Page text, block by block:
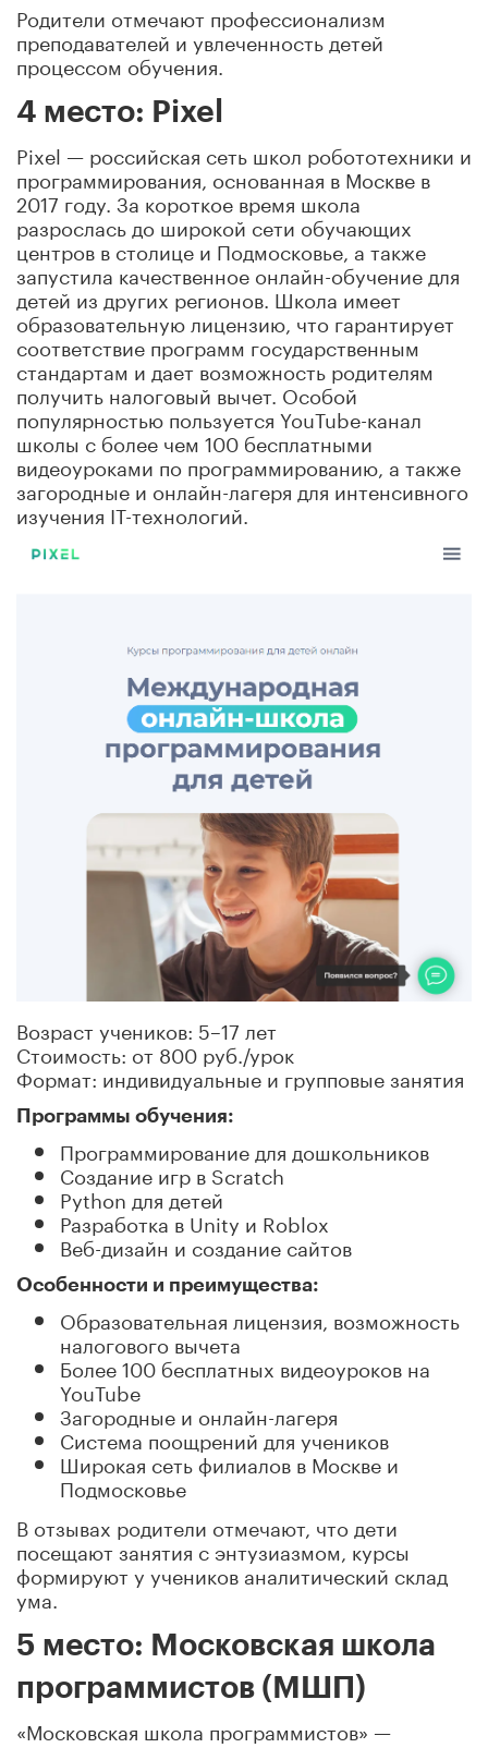
Родители отмечают профессионализм
преподавателей и увлеченность детей
процессом обучения.
4 место: Pixel
Pixel — российская сеть школ робототехники и
программирования, основанная в Москве в
2017 году. За короткое время школа
разрослась до широкой сети обучающих
центров в столице и Подмосковье, а также
запустила качественное онлайн-обучение для
детей из других регионов. Школа имеет
образовательную лицензию, что гарантирует
соответствие программ государственным
стандартам и дает возможность родителям
получить налоговый вычет. Особой
популярностью пользуется YouTube-канал
школы с более чем 100 бесплатными
видеоуроками по программированию, а также
загородные и онлайн-лагеря для интенсивного
изучения IT-технологий.
Возраст учеников: 5–17 лет
Стоимость: от 800 руб./урок
Формат: индивидуальные и групповые занятия
Программы обучения:
Программирование для дошкольников
Создание игр в Scratch
Python для детей
Разработка в Unity и Roblox
Веб-дизайн и создание сайтов
Особенности и преимущества:
Образовательная лицензия, возможность
налогового вычета
Более 100 бесплатных видеоуроков на
YouTube
Загородные и онлайн-лагеря
Система поощрений для учеников
Широкая сеть филиалов в Москве и
Подмосковье
В отзывах родители отмечают, что дети
посещают занятия с энтузиазмом, курсы
формируют у учеников аналитический склад
ума.
5 место: Московская школа
программистов (МШП)
«Московская школа программистов» —